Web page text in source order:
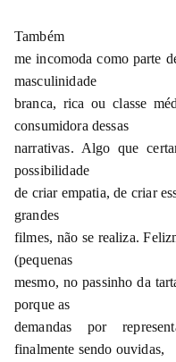
Também
me incomoda como parte
masculinidade
branca, rica ou classe
consumidora dessas
narrativas. Algo que
possibilidade
de criar empatia, de criar
grandes
filmes, não se realiza.
(pequenas
mesmo, no passinho da
porque as
demandas por
finalmente sendo ouvidas,